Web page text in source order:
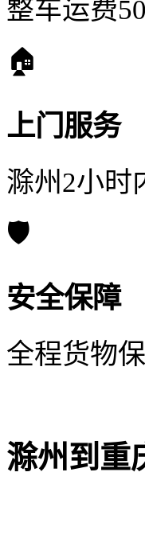
整车运费
🏠
上门服务
滁州2小时
🛡️
安全保障
全程货物
滁州到重